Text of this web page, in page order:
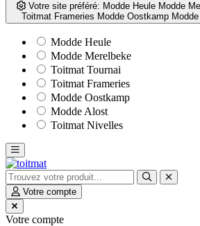
Votre site préféré: Modde Heule Modde
Toitmat Frameries Modde Oostkamp
Modde Heule
Modde Merelbeke
Toitmat Tournai
Toitmat Frameries
Modde Oostkamp
Modde Alost
Toitmat Nivelles
Votre compte
Votre compte